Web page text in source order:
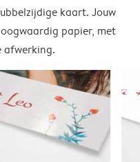
kaart. Jouw
papier, met
afwerking.